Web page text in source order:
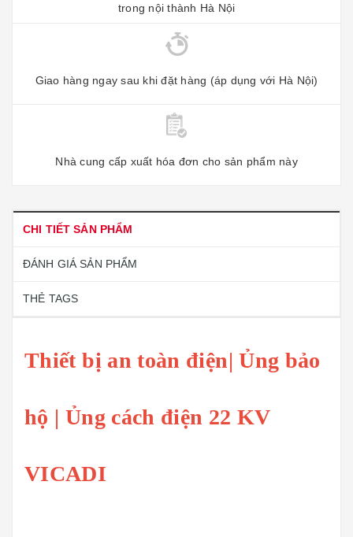
trong nội thành Hà Nội
Giao hàng ngay sau khi đặt hàng (áp dụng với Hà Nội)
Nhà cung cấp xuất hóa đơn cho sản phẩm này
CHI TIẾT SẢN PHẨM
ĐÁNH GIÁ SẢN PHẨM
THẺ TAGS
Thiết bị an toàn điện| Ủng bảo
hộ | Ủng cách điện 22 KV
VICADI